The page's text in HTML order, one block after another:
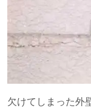
欠けてしまった外